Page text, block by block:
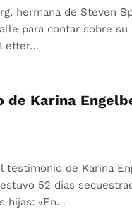
hermana de Steven
para contar sobre su
de Karina
testimonio de Karina
52 días
hijas: «En…